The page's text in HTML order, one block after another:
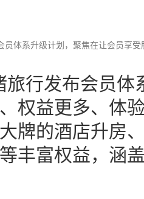
员体系升级计划，聚焦在让会员享
旅行发布会员
权益更多、体
牌的酒店升房
丰富权益，涵